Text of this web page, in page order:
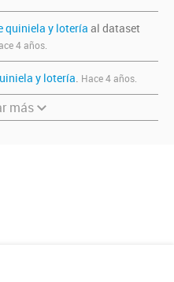
quiniela y lotería al dataset
4 años.
y lotería. Hace 4 años.
más